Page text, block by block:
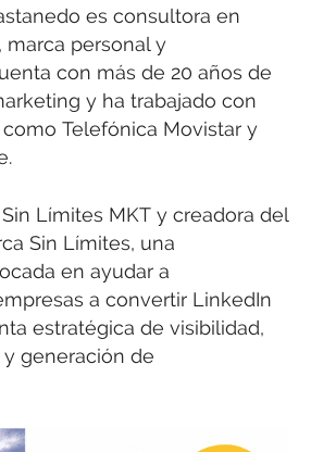
es consultora en
marca personal y
con más de 20 años de
y ha trabajado con
Telefónica Movistar y
Límites MKT y creadora del
Sin Límites, una
en ayudar a
a convertir LinkedIn
estratégica de visibilidad,
generación de